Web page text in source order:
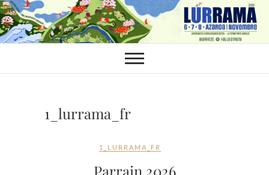
Skip
to
content
1_lurrama_fr
1_LURRAMA_FR
Parrain 2026